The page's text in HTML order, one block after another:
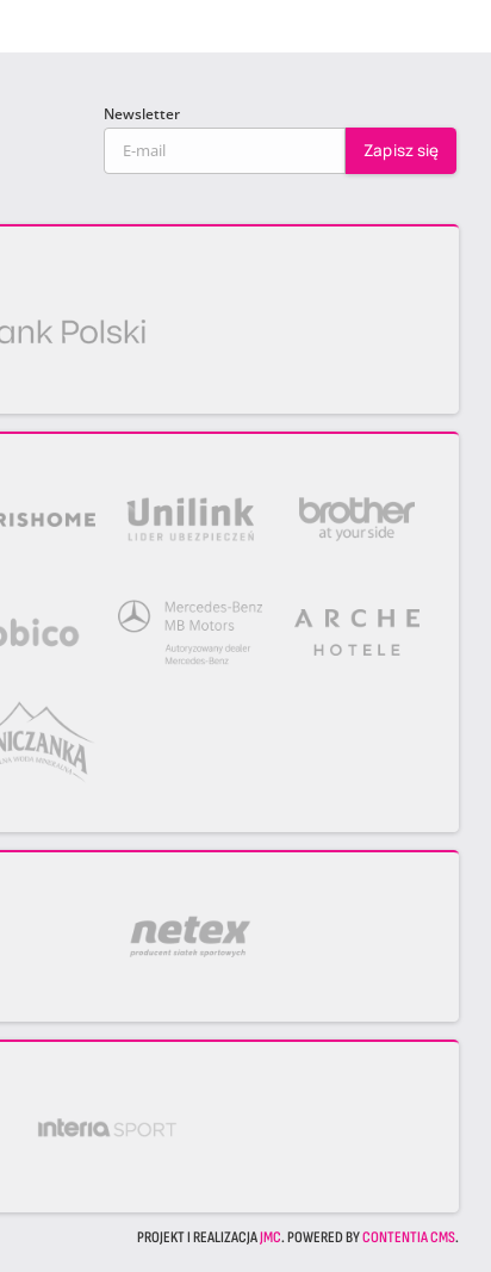
Newsletter
PROJEKT I REALIZACJAJMC. POWERED BYCONTENTIA CMS.